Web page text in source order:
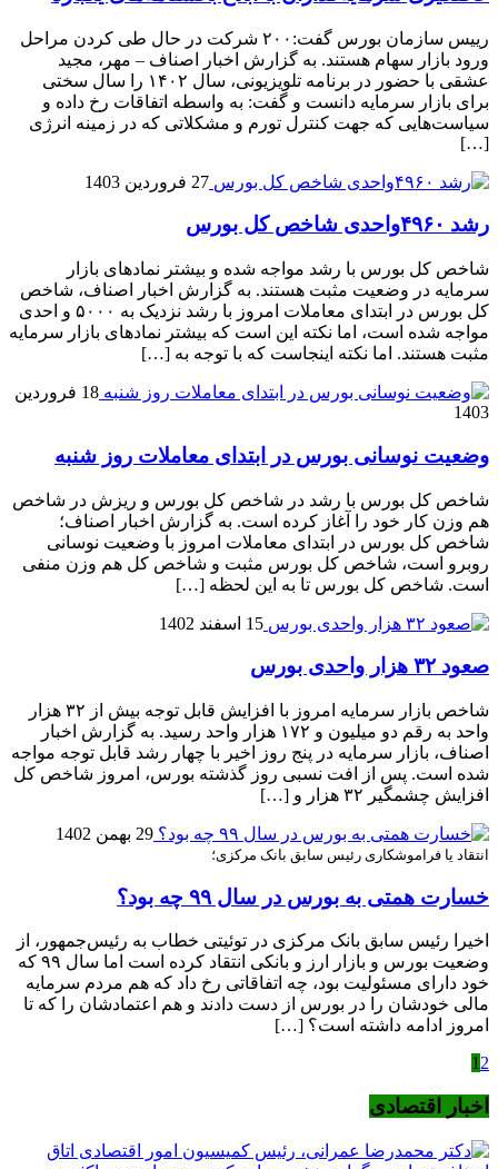
رییس سازمان بورس گفت:۲۰۰ شرکت در حال طی کردن مراحل
ورود بازار سهام هستند. به گزارش اخبار اصناف – مهر، مجید
عشقی با حضور در برنامه تلویزیونی، سال ۱۴۰۲ را سال سختی
برای بازار سرمایه دانست و گفت: به واسطه اتفاقات رخ داده و
سیاست‌هایی که جهت کنترل تورم و مشکلاتی که در زمینه انرژی
[…]
27 فروردین 1403
رشد ۴۹۶۰واحدی شاخص کل بورس
شاخص کل بورس با رشد مواجه شده و بیشتر نمادهای بازار
سرمایه در وضعیت مثبت هستند. به گزارش اخبار اصناف، شاخص
کل بورس در ابتدای معاملات امروز با رشد نزدیک به ۵۰۰۰ و احدی
مواجه شده است، اما نکته این است که بیشتر نمادهای بازار سرمایه
مثبت هستند. اما نکته اینجاست که با توجه به […]
18 فروردین
1403
وضعیت نوسانی بورس در ابتدای معاملات روز شنبه
شاخص کل بورس با رشد در شاخص کل بورس و ریزش در شاخص
هم وزن کار خود را آغاز کرده است. به گزارش اخبار اصناف؛
شاخص کل بورس در ابتدای معاملات امروز با وضعیت نوسانی
روبرو است، شاخص کل بورس مثبت و شاخص کل هم وزن منفی
است. شاخص کل بورس تا به این لحظه […]
15 اسفند 1402
صعود ۳۲ هزار واحدی بورس
شاخص بازار سرمایه امروز با افزایش قابل توجه بیش از ۳۲ هزار
واحد به رقم دو میلیون و ۱۷۲ هزار واحد رسید. به گزارش اخبار
اصناف، بازار سرمایه در پنج روز اخیر با چهار رشد قابل توجه مواجه
شده است. پس از افت نسبی روز گذشته بورس، امروز شاخص کل
افزایش چشمگیر ۳۲ هزار و […]
29 بهمن 1402
انتقاد یا فراموشکاری رئیس سابق بانک مرکزی؛
خسارت همتی به بورس در سال ۹۹ چه بود؟
اخیرا رئیس سابق بانک مرکزی در توئیتی خطاب به رئیس‌جمهور، از
وضعیت بورس و بازار ارز و بانکی انتقاد کرده است اما سال ۹۹ که
خود دارای مسئولیت بود، چه اتفاقاتی رخ داد که هم مردم سرمایه
مالی خودشان را در بورس از دست دادند و هم اعتمادشان را که تا
امروز ادامه داشته است؟ […]
1 2
اخبار اقتصادی